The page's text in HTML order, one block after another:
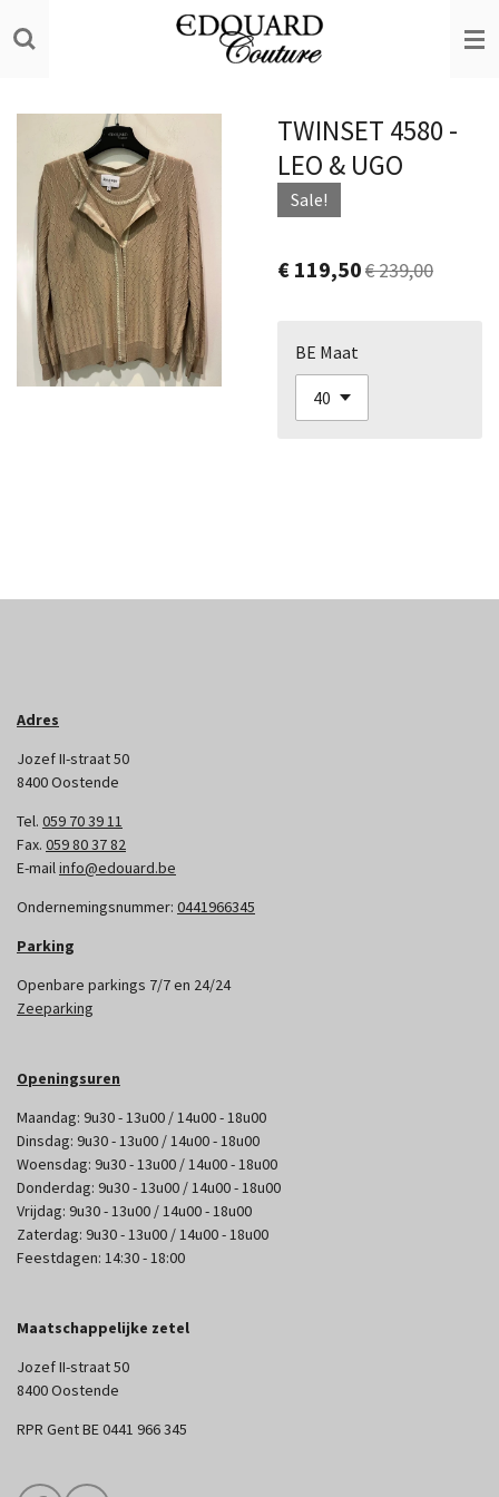
direct
hoofdinhoud
TWINSET 4580 -
LEO & UGO
Sale!
€ 119,50€ 239,00
BE Maat
Adres
Jozef II-straat 50
8400 Oostende
Tel. 059 70 39 11
Fax. 059 80 37 82
E-mailinfo@edouard.be
Ondernemingsnummer: 0441966345
Parking
Openbare parkings 7/7 en 24/24
Zeeparking
Openingsuren
Maandag: 9u30 - 13u00 / 14u00 - 18u00
Dinsdag: 9u30 - 13u00 / 14u00 - 18u00
Woensdag: 9u30 - 13u00 / 14u00 - 18u00
Donderdag: 9u30 - 13u00 / 14u00 - 18u00
Vrijdag: 9u30 - 13u00 / 14u00 - 18u00
Zaterdag: 9u30 - 13u00 / 14u00 - 18u00
Feestdagen: 14:30 - 18:00
Maatschappelijke zetel
Jozef II-straat 50
8400 Oostende
RPR Gent BE 0441 966 345